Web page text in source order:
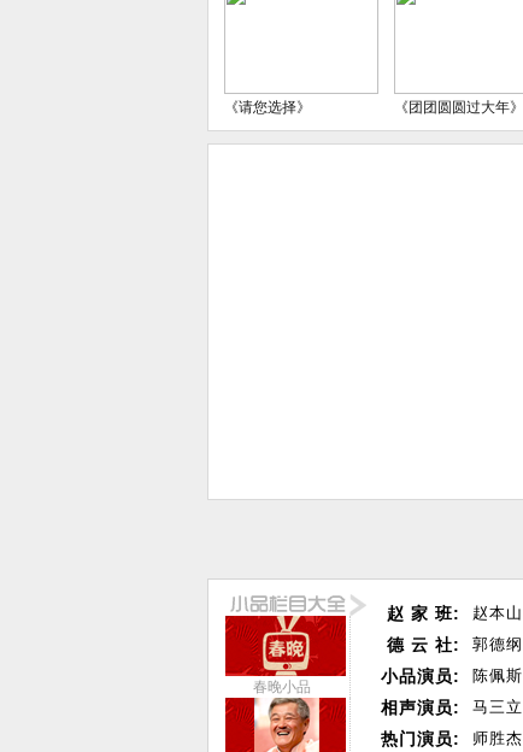
《请您选择》 《团团圆圆过大年》
春晚小品
赵 家 班:
德 云 社:
小品演员:
相声演员:
热门演员:
赵本山
郭德纲
陈佩斯
马三立
师胜杰